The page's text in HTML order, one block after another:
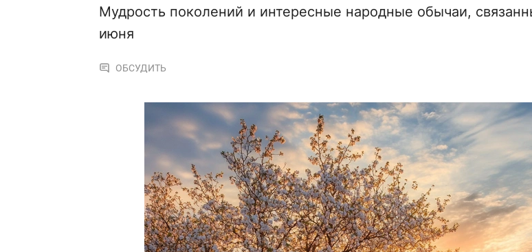
Мудрость поколений и интересные народные обычаи,
июня
ОБСУДИТЬ